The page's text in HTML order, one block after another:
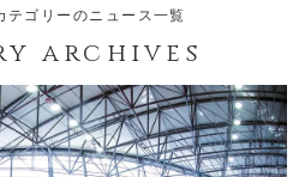
テゴリーのニュース一覧
archives